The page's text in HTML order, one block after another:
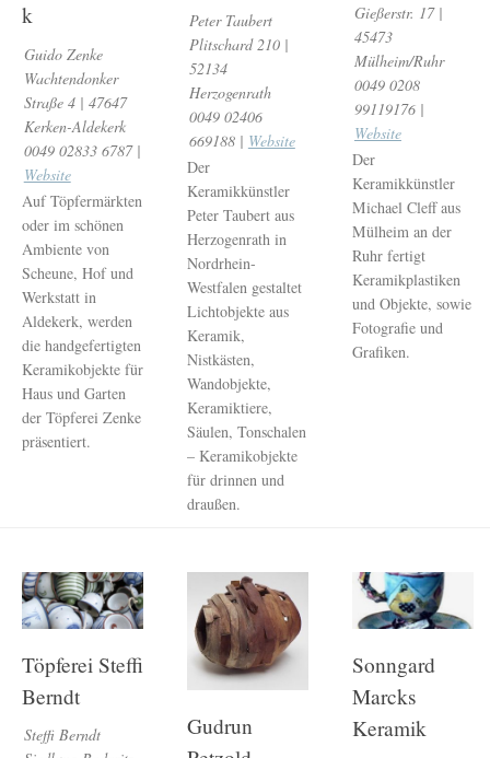
k
Guido Zenke
Wachtendonker
Straße 4 | 47647
Kerken-Aldekerk
0049 02833 6787 |
Website
Auf Töpfermärkten
oder im schönen
Ambiente von
Scheune, Hof und
Werkstatt in
Aldekerk, werden
die handgefertigten
Keramikobjekte für
Haus und Garten
der Töpferei Zenke
präsentiert.
Peter Taubert
Plitschard 210 |
52134
Herzogenrath
0049 02406
669188 | Website
Der
Keramikkünstler
Peter Taubert aus
Herzogenrath in
Nordrhein-
Westfalen gestaltet
Lichtobjekte aus
Keramik,
Nistkästen,
Wandobjekte,
Keramiktiere,
Säulen, Tonschalen
– Keramikobjekte
für drinnen und
draußen.
Gießerstr. 17 |
45473
Mülheim/Ruhr
0049 0208
99119176 |
Website
Der
Keramikkünstler
Michael Cleff aus
Mülheim an der
Ruhr fertigt
Keramikplastiken
und Objekte, sowie
Fotografie und
Grafiken.
Töpferei Steffi
Berndt
Steffi Berndt
Gudrun
Sonngard
Marcks
Keramik